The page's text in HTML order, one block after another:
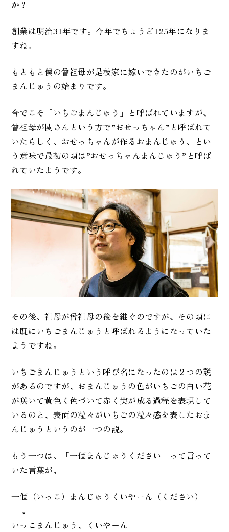
か？
創業は明治31年です。今年でちょうど125年になりま
すね。
もともと僕の曾祖母が是枝家に嫁いできたのがいちご
まんじゅうの始まりです。
今でこそ「いちごまんじゅう」と呼ばれていますが、
曾祖母が関さんという方で”おせっちゃん”と呼ばれて
いたらしく、おせっちゃんが作るおまんじゅう、とい
う意味で最初の頃は”おせっちゃんまんじゅう”と呼ば
れていたようです。
その後、祖母が曾祖母の後を継ぐのですが、その頃に
は既にいちごまんじゅうと呼ばれるようになっていた
ようですね。
いちごまんじゅうという呼び名になったのは２つの説
があるのですが、おまんじゅうの色がいちごの白い花
が咲いて黄色く色づいて赤く実が成る過程を表現して
いるのと、表面の粒々がいちごの粒々感を表したおま
んじゅうというのが一つの説。
もう一つは、「一個まんじゅうください」って言って
いた言葉が、
一個（いっこ）まんじゅうくいやーん（ください）
↓
いっこまんじゅう、くいやーん